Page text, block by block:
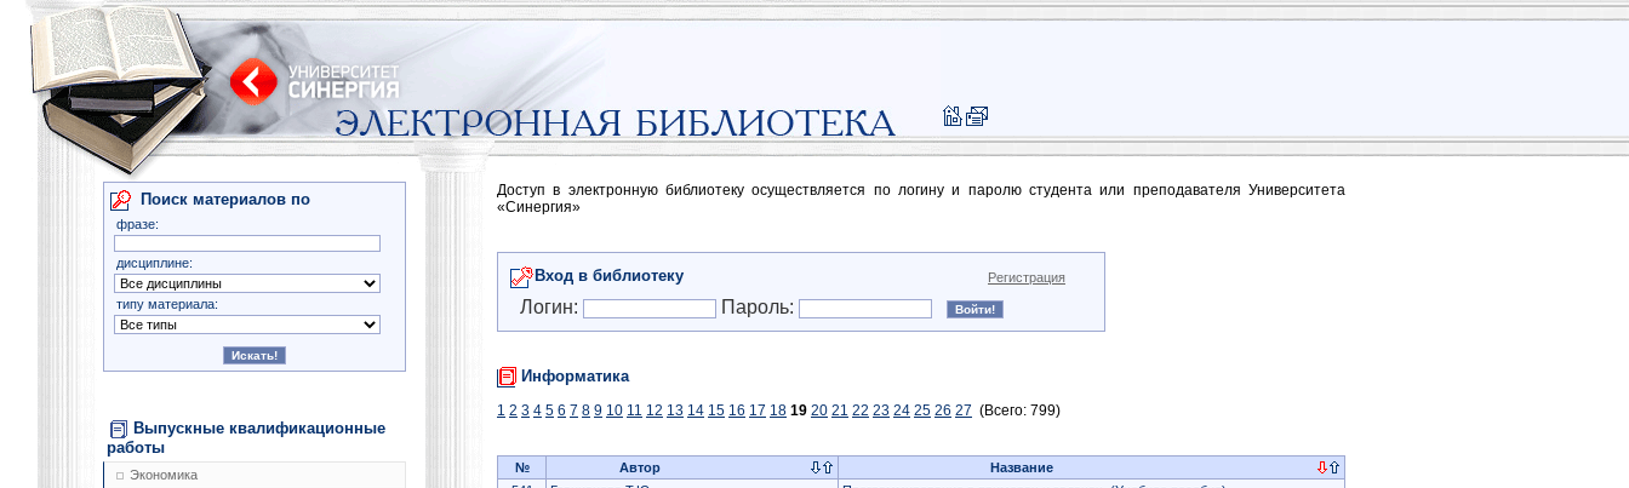
Поиск материалов по
фразе:
дисциплине:
типу материала:
Выпускные квалификационные
работы
Экономика
Доступ в электронную библиотеку осуществляется по логину и паролю студента или преподавателя Университета
«Синергия»
Вход в библиотеку Регистрация
Логин: Пароль:
Информатика
1 2 3 4 5 6 7 8 9 10 11 12 13 14 15 16 17 18 19 20 21 22 23 24 25 26 27 (Всего: 799)
№ Автор
Название